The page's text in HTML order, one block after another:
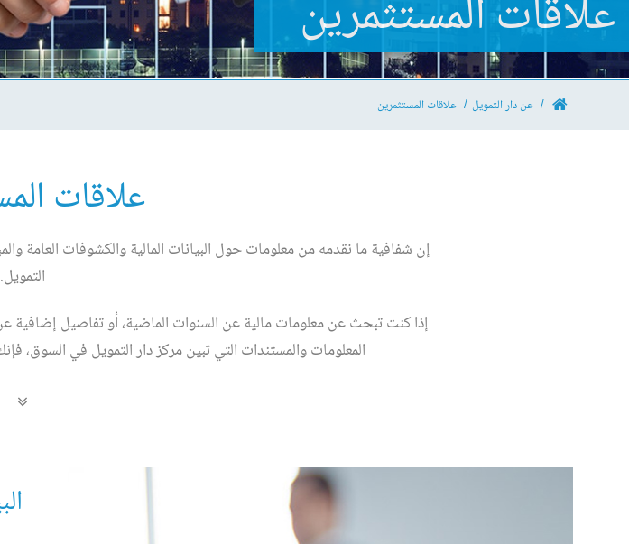
علاقات المستثمرين
عن دار التمويل علاقات المستثمرين
علاقات
إن شفافية ما نقدمه من معلومات حول البيانات المالية والكشوفات العامة
التمويل.
إذا كنت تبحث عن معلومات مالية عن السنوات الماضية، أو تفاصيل إضافية عن
المعلومات والمستندات التي تبين مركز دار التمويل في